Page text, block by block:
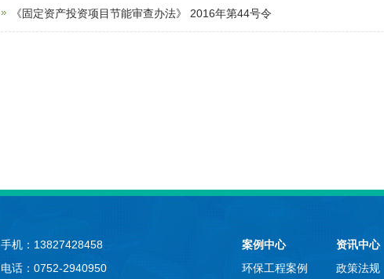
《固定资产投资项目节能审查办法》 2016年第44号令
手机：13827428458
电话：0752-2940950
案例中心
环保工程案例
资讯中心
政策法规